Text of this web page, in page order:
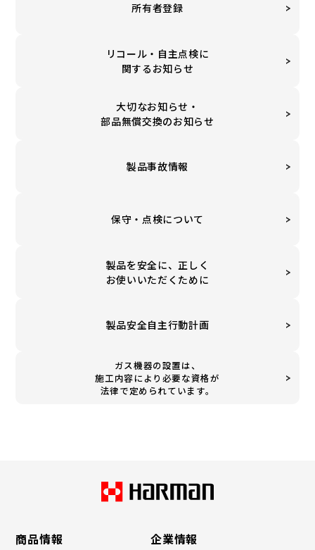
所有者登録
リコール・自主点検に
関するお知らせ
大切なお知らせ・
部品無償交換のお知らせ
製品事故情報
保守・点検について
製品を安全に、正しく
お使いいただくために
製品安全自主行動計画
ガス機器の設置は、
施工内容により必要な資格が
法律で定められています。
商品情報 企業情報